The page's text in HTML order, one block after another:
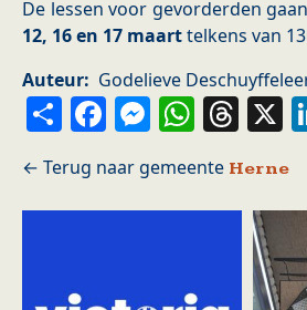
De lessen voor gevorderden
12, 16 en 17 maarttelkens van
Auteur
Godelieve
ShareFacebook
Herne